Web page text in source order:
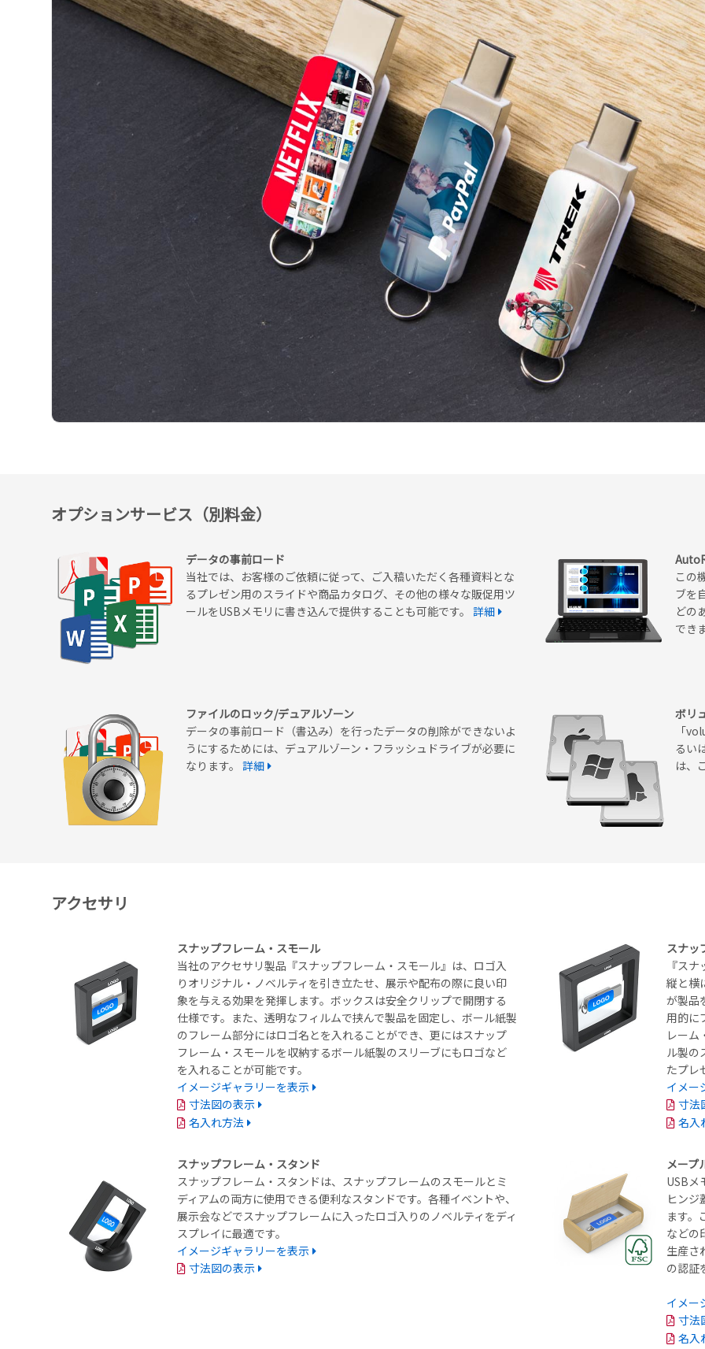
オプションサービス（別料金）
データの事前ロード
当社では、お客様のご依頼に従って、ご入稿いただく各種資料とな
るプレゼン用のスライドや商品カタログ、その他の様々な販促用ツ
ールをUSBメモリに書き込んで提供することも可能です。詳細
この
ブを
どの
でき
ファイルのロック/デュアルゾーン
データの事前ロード（書込み）を行ったデータの削除ができないよ
うにするためには、デュアルゾーン・フラッシュドライブが必要に
なります。詳細
ボリ
「
るい
は、
アクセサリ
スナップフレーム・スモール
当社のアクセサリ製品『スナップフレーム・スモール』は、ロゴ入
りオリジナル・ノベルティを引き立たせ、展示や配布の際に良い印
象を与える効果を発揮します。ボックスは安全クリップで開閉する
仕様です。また、透明なフィルムで挟んで製品を固定し、ボール紙製
のフレーム部分にはロゴ名とを入れることができ、更にはスナップ
フレーム・スモールを収納するボール紙製のスリーブにもロゴなど
を入れることが可能です。
イメージギャラリーを表示
寸法図の表示
名入れ方法
スナッ
『ス
縦と横
が製品
用的に
レーム
ル製の
たプレ
イメー
寸法
名入
スナップフレーム・スタンド
スナップフレーム・スタンドは、スナップフレームのスモールとミ
ディアムの両方に使用できる便利なスタンドです。各種イベントや、
展示会などでスナップフレームに入ったロゴ入りのノベルティをディ
スプレイに最適です。
イメージギャラリーを表示
寸法図の表示
メープ
USBメ
ヒンジ
ます。
などの
生産さ
の認証
イメー
寸法
名入